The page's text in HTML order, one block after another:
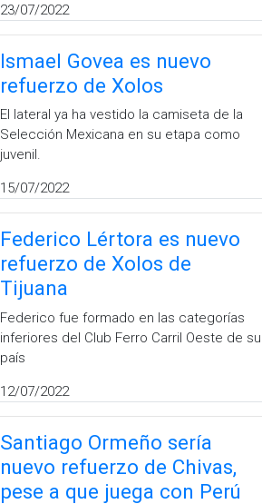
23/07/2022
Ismael Govea es nuevo
refuerzo de Xolos
El lateral ya ha vestido la camiseta de la
Selección Mexicana en su etapa como
juvenil.
15/07/2022
Federico Lértora es nuevo
refuerzo de Xolos de
Tijuana
Federico fue formado en las categorías
inferiores del Club Ferro Carril Oeste de su
país
12/07/2022
Santiago Ormeño sería
nuevo refuerzo de Chivas,
pese a que juega con Perú